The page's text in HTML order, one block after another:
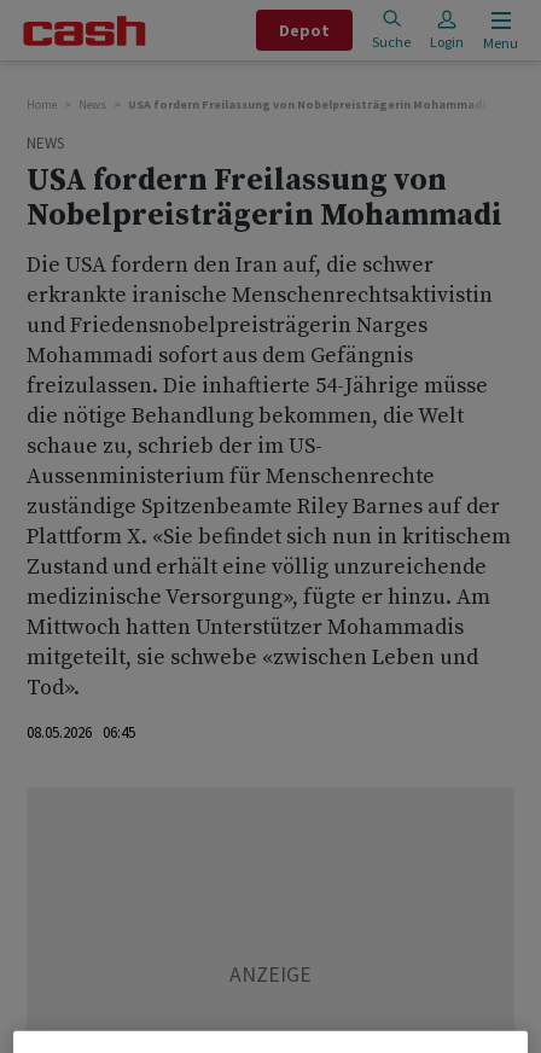
Depot
Suche Login Menu
Home News USA fordern Freilassung von Nobelpreisträgerin Mohammadi
NEWS
USA fordern Freilassung von
Nobelpreisträgerin Mohammadi
Die USA fordern den Iran auf, die schwer
erkrankte iranische Menschenrechtsaktivistin
und Friedensnobelpreisträgerin Narges
Mohammadi sofort aus dem Gefängnis
freizulassen. Die inhaftierte 54-Jährige müsse
die nötige Behandlung bekommen, die Welt
schaue zu, schrieb der im US-
Aussenministerium für Menschenrechte
zuständige Spitzenbeamte Riley Barnes auf der
Plattform X. «Sie befindet sich nun in kritischem
Zustand und erhält eine völlig unzureichende
medizinische Versorgung», fügte er hinzu. Am
Mittwoch hatten Unterstützer Mohammadis
mitgeteilt, sie schwebe «zwischen Leben und
Tod».
08.05.2026 06:45